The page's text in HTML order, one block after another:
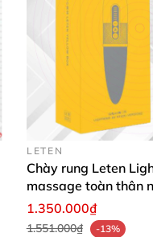
LETEN
Chày rung Leten
massage toàn thân
phát nhiệt
1.350.000₫
1.551.000₫
-13%